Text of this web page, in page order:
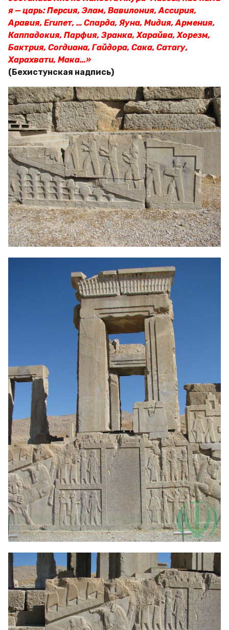
я — царь: Персия, Элам, Вавилония, Ассирия,
Аравия, Египет, … Спарда, Яуна, Мидия, Армения,
Каппадокия, Парфия, Зранка, Харайва, Хорезм,
Бактрия, Согдиана, Гайдора, Сака, Сатагу,
Харахвати, Мака…»
(Бехистунская надпись)